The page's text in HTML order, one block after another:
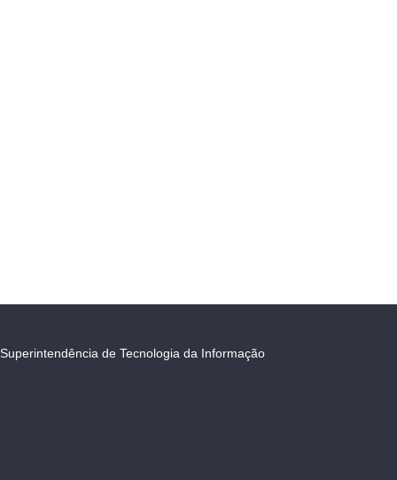
Superintendência de Tecnologia da Informação